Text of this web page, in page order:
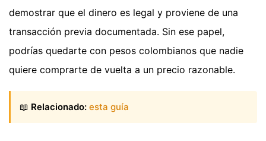
demostrar que el dinero es legal y proviene de una
transacción previa documentada. Sin ese papel,
podrías quedarte con pesos colombianos que nadie
quiere comprarte de vuelta a un precio razonable.
📖 Relacionado: esta guía